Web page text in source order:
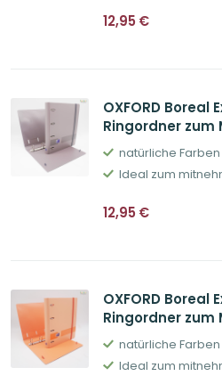
12,95 €
OXFORD Boreal
Ringordner zum
natürliche Farben
Ideal zum
12,95 €
OXFORD Boreal
Ringordner zum
natürliche Farben
Ideal zum